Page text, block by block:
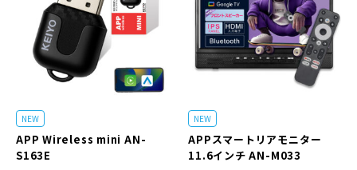
NEW
APP Wireless mini AN-
S163E
NEW
APPスマートリアモニター
11.6インチ AN-M033